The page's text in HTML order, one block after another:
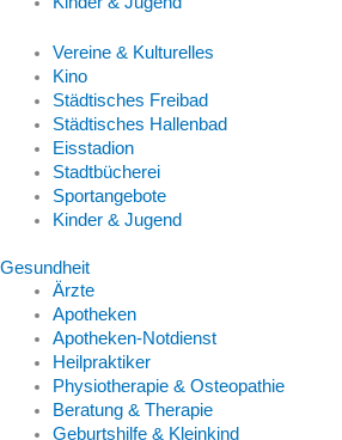
Vereine & Kulturelles
Kino
Städtisches Freibad
Städtisches Hallenbad
Eisstadion
Stadtbücherei
Sportangebote
Kinder & Jugend
Gesundheit
Ärzte
Apotheken
Apotheken-Notdienst
Heilpraktiker
Physiotherapie & Osteopathie
Beratung & Therapie
Geburtshilfe & Kleinkind